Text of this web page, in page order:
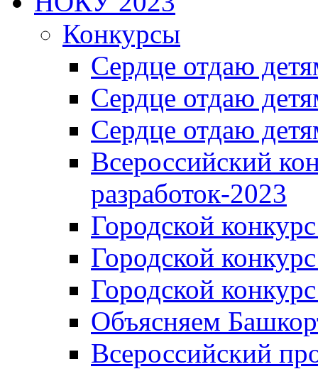
Конкурсы
Сердце отдаю
Сердце отдаю
Сердце отдаю
Всероссийский
разработок-2023
Городской
Городской
Городской
Объясняем
Всероссийский